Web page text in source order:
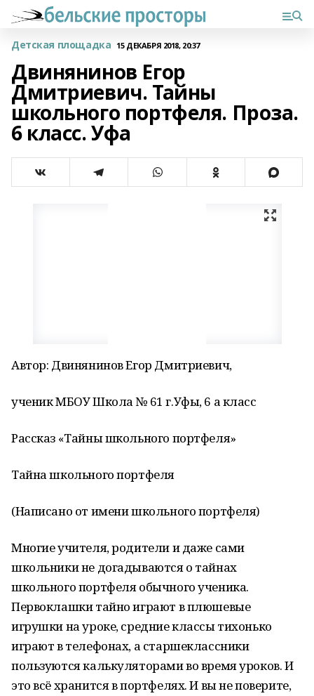
Детская площадка 15 ДЕКАБРЯ 2018, 20:37
Двинянинов Егор
Дмитриевич. Тайны
школьного портфеля. Проза.
6 класс. Уфа
Автор: Двинянинов Егор Дмитриевич,
ученик МБОУ Школа № 61 г.Уфы, 6 а класс
Рассказ «Тайны школьного портфеля»
Тайна школьного портфеля
(Написано от имени школьного портфеля)
Многие учителя, родители и даже сами
школьники не догадываются о тайнах
школьного портфеля обычного ученика.
Первоклашки тайно играют в плюшевые
игрушки на уроке, средние классы тихонько
играют в телефонах, а старшеклассники
пользуются калькуляторами во время уроков. И
это всё хранится в портфелях. И вы не поверите,